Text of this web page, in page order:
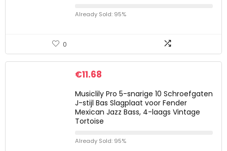
Already Sold: 95%
0
€11.68
Musiclily Pro 5-snarige 10 Schroefgaten
J-stijl Bas Slagplaat voor Fender
Mexican Jazz Bass, 4-laags Vintage
Tortoise
Already Sold: 95%